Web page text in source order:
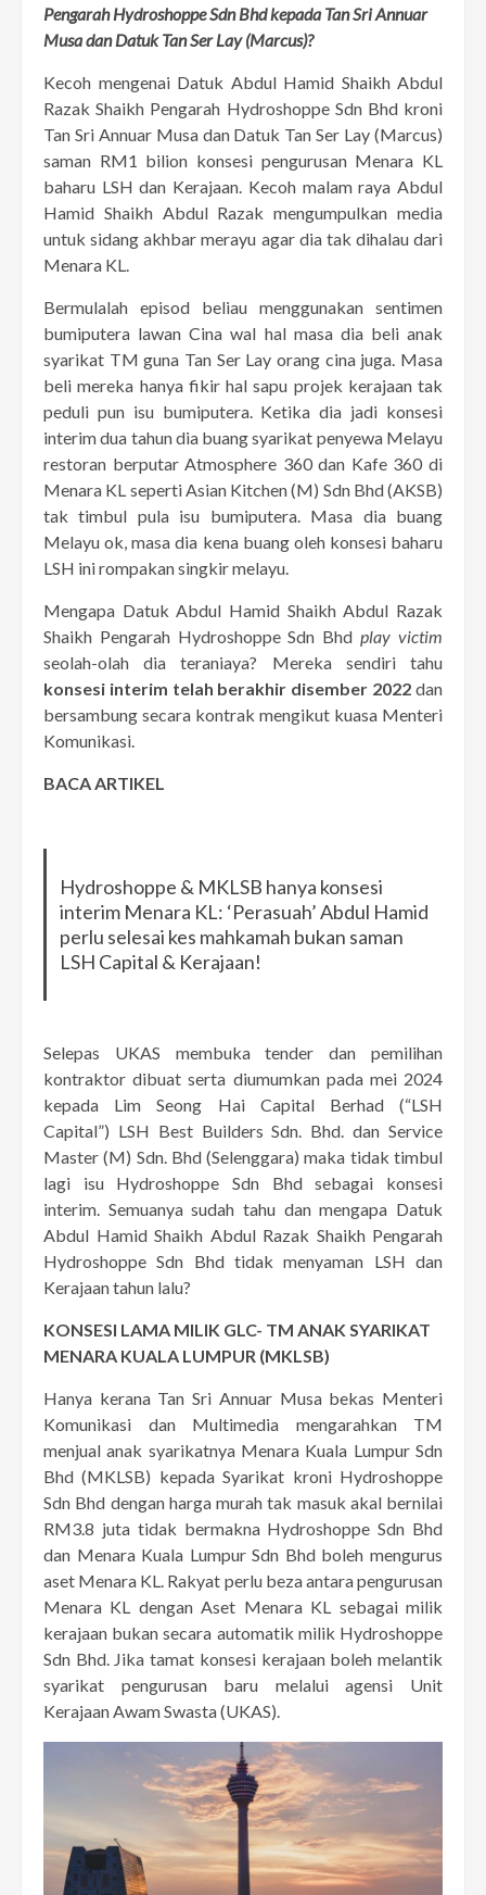
Pengarah Hydroshoppe Sdn Bhd kepada Tan Sri Annuar
Musa dan Datuk Tan Ser Lay (Marcus)?
Kecoh mengenai Datuk Abdul Hamid Shaikh Abdul
Razak Shaikh Pengarah Hydroshoppe Sdn Bhd kroni
Tan Sri Annuar Musa dan Datuk Tan Ser Lay (Marcus)
saman RM1 bilion konsesi pengurusan Menara KL
baharu LSH dan Kerajaan. Kecoh malam raya Abdul
Hamid Shaikh Abdul Razak mengumpulkan media
untuk sidang akhbar merayu agar dia tak dihalau dari
Menara KL.
Bermulalah episod beliau menggunakan sentimen
bumiputera lawan Cina wal hal masa dia beli anak
syarikat TM guna Tan Ser Lay orang cina juga. Masa
beli mereka hanya fikir hal sapu projek kerajaan tak
peduli pun isu bumiputera. Ketika dia jadi konsesi
interim dua tahun dia buang syarikat penyewa Melayu
restoran berputar Atmosphere 360 dan Kafe 360 di
Menara KL seperti Asian Kitchen (M) Sdn Bhd (AKSB)
tak timbul pula isu bumiputera. Masa dia buang
Melayu ok, masa dia kena buang oleh konsesi baharu
LSH ini rompakan singkir melayu.
Mengapa Datuk Abdul Hamid Shaikh Abdul Razak
Shaikh Pengarah Hydroshoppe Sdn Bhdplay victim
seolah-olah dia teraniaya? Mereka sendiri tahu
konsesi interim telah berakhir disember 2022 dan
bersambung secara kontrak mengikut kuasa Menteri
Komunikasi.
BACA ARTIKEL
Hydroshoppe & MKLSB hanya konsesi
interim Menara KL: ‘Perasuah’ Abdul Hamid
perlu selesai kes mahkamah bukan saman
LSH Capital & Kerajaan!
Selepas UKAS membuka tender dan pemilihan
kontraktor dibuat serta diumumkan pada mei 2024
kepada Lim Seong Hai Capital Berhad (“LSH
Capital”) LSH Best Builders Sdn. Bhd. dan Service
Master (M) Sdn. Bhd (Selenggara) maka tidak timbul
lagi isu Hydroshoppe Sdn Bhd sebagai konsesi
interim. Semuanya sudah tahu dan mengapa Datuk
Abdul Hamid Shaikh Abdul Razak Shaikh Pengarah
Hydroshoppe Sdn Bhd tidak menyaman LSH dan
Kerajaan tahun lalu?
KONSESI LAMA MILIK GLC- TM ANAK SYARIKAT
MENARA KUALA LUMPUR (MKLSB)
Hanya kerana Tan Sri Annuar Musa bekas Menteri
Komunikasi dan Multimedia mengarahkan TM
menjual anak syarikatnya Menara Kuala Lumpur Sdn
Bhd (MKLSB) kepada Syarikat kroni Hydroshoppe
Sdn Bhd dengan harga murah tak masuk akal bernilai
RM3.8 juta tidak bermakna Hydroshoppe Sdn Bhd
dan Menara Kuala Lumpur Sdn Bhd boleh mengurus
aset Menara KL. Rakyat perlu beza antara pengurusan
Menara KL dengan Aset Menara KL sebagai milik
kerajaan bukan secara automatik milik Hydroshoppe
Sdn Bhd. Jika tamat konsesi kerajaan boleh melantik
syarikat pengurusan baru melalui agensi Unit
Kerajaan Awam Swasta (UKAS).